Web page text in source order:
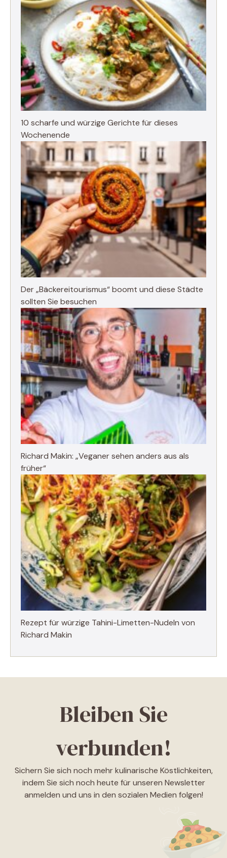
10 scharfe und würzige Gerichte für dieses
Wochenende
Der „Bäckereitourismus“ boomt und diese Städte
sollten Sie besuchen
Richard Makin: „Veganer sehen anders aus als
früher“
Rezept für würzige Tahini-Limetten-Nudeln von
Richard Makin
Bleiben Sie
verbunden!
Sichern Sie sich noch mehr kulinarische Köstlichkeiten,
indem Sie sich noch heute für unseren Newsletter
anmelden und uns in den sozialen Medien folgen!